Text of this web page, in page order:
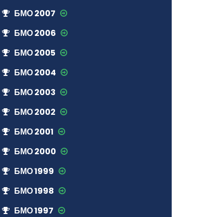
БМО 2007
БМО 2006
БМО 2005
БМО 2004
БМО 2003
БМО 2002
БМО 2001
БМО 2000
БМО 1999
БМО 1998
БМО 1997